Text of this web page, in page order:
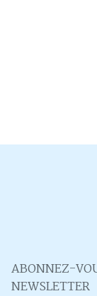
ABONNEZ-
NEWSLETTER